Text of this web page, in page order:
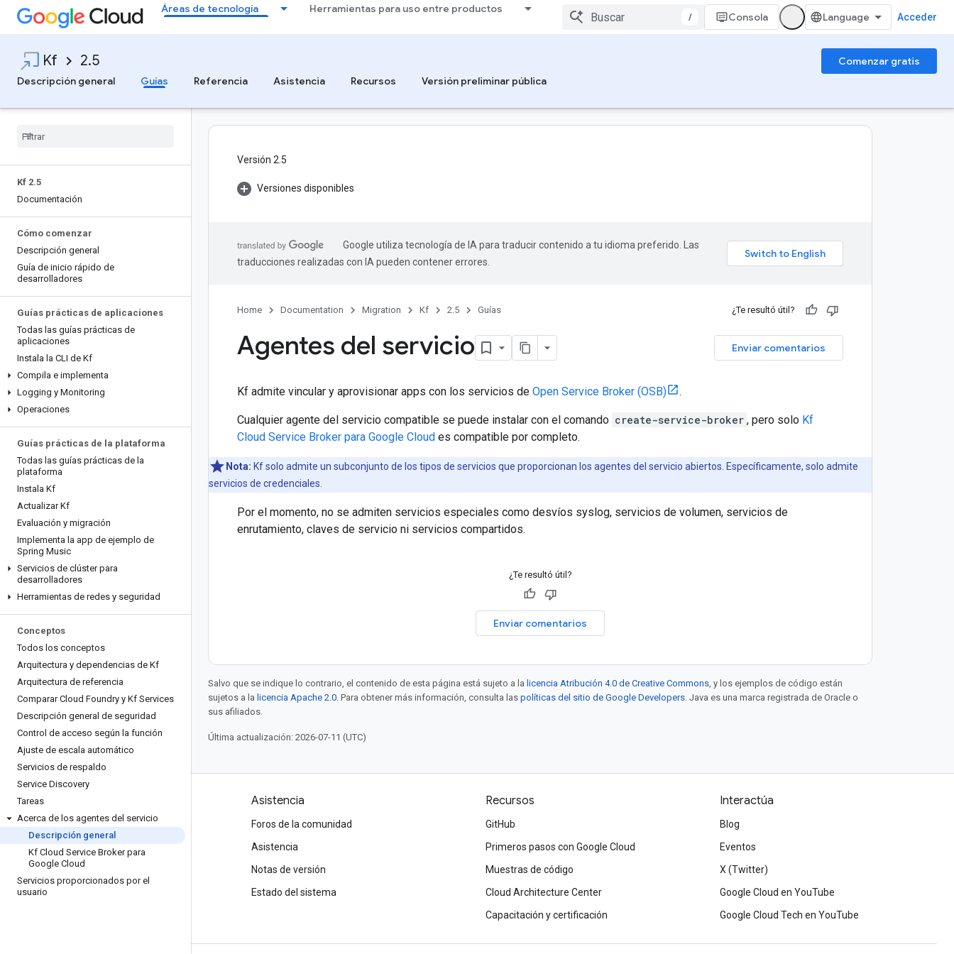
Áreas de tecnología Herramientas para uso entre productos
/ Consola Acceder
Kf 2.5
Comenzar gratis
Descripción general
Guías Referencia Asistencia Recursos Versión preliminar pública
Kf 2.5
Documentación
Cómo comenzar
Descripción general
Guía de inicio rápido de
desarrolladores
Guías prácticas de aplicaciones
Todas las guías prácticas de
aplicaciones
Instala la CLI de Kf
Compila e implementa
Logging y Monitoring
Operaciones
Guías prácticas de la plataforma
Todas las guías prácticas de la
plataforma
Instala Kf
Actualizar Kf
Evaluación y migración
Implementa la app de ejemplo de
Spring Music
Servicios de clúster para
desarrolladores
Herramientas de redes y seguridad
Conceptos
Todos los conceptos
Arquitectura y dependencias de Kf
Arquitectura de referencia
Comparar Cloud Foundry y Kf Services
Descripción general de seguridad
Control de acceso según la función
Ajuste de escala automático
Servicios de respaldo
Service Discovery
Tareas
Acerca de los agentes del servicio
Descripción general
Kf Cloud Service Broker para
Google Cloud
Servicios proporcionados por el
usuario
Versión 2.5
Versiones disponibles
Google utiliza tecnología de IA para traducir contenido a tu idioma preferido. Las
traducciones realizadas con IA pueden contener errores.
Home Documentation Migration Kf 2.5 Guías ¿Te resultó útil?
Enviar comentarios
Agentes del servicio
Kf admite vincular y aprovisionar apps con los servicios de Open Service Broker (OSB) .
Cualquier agente del servicio compatible se puede instalar con el comando create-service-broker , pero solo Kf
Cloud Service Broker para Google Cloud es compatible por completo.
Nota: Kf solo admite un subconjunto de los tipos de servicios que proporcionan los agentes del servicio abiertos. Específicamente, solo admite
servicios de credenciales.
Por el momento, no se admiten servicios especiales como desvíos syslog, servicios de volumen, servicios de
enrutamiento, claves de servicio ni servicios compartidos.
¿Te resultó útil?
Enviar comentarios
Salvo que se indique lo contrario, el contenido de esta página está sujeto a la licencia Atribución 4.0 de Creative Commons, y los ejemplos de código están
sujetos a la licencia Apache 2.0. Para obtener más información, consulta las políticas del sitio de Google Developers. Java es una marca registrada de Oracle o
sus afiliados.
Última actualización: 2026-07-11 (UTC)
Productos y precios
Ve todos los productos
Precios de Google Cloud
Google Cloud Marketplace
Comunícate con Ventas
Asistencia
Foros de la comunidad
Asistencia
Notas de versión
Estado del sistema
Recursos
GitHub
Primeros pasos con Google Cloud
Muestras de código
Cloud Architecture Center
Capacitación y certificación
Interactúa
Blog
Eventos
X (Twitter)
Google Cloud en YouTube
Google Cloud Tech en YouTube